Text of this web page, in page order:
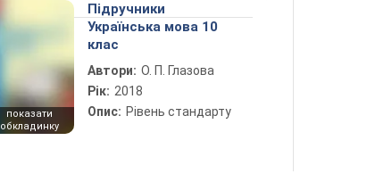
показати
обкладинку
Підручники
Українська мова 10
клас
Автори: О. П. Глазова
Рік: 2018
Опис: Рівень стандарту